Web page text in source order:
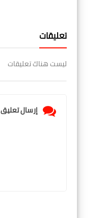
تعليقات
ليست هناك تعليقات
إرسال تعليق